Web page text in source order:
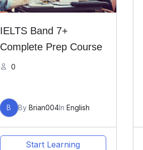
IELTS Band 7+
Complete Prep Course
0
B By Brian004In English
Start Learning